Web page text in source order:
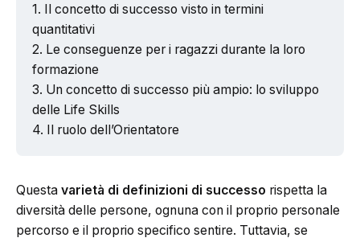
Il concetto di successo visto in termini
quantitativi
Le conseguenze per i ragazzi durante la loro
formazione
Un concetto di successo più ampio: lo sviluppo
delle Life Skills
Il ruolo dell’Orientatore
Questa varietà di definizioni di successo rispetta la
diversità delle persone, ognuna con il proprio personale
percorso e il proprio specifico sentire. Tuttavia, se